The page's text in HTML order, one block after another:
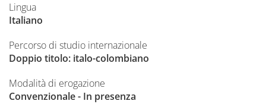
Lingua
Italiano
Percorso di studio internazionale
Doppio titolo: italo-colombiano
Modalità di erogazione
Convenzionale - In presenza